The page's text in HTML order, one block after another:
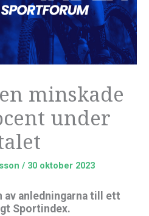
minskade
under
/ 30 oktober 2023
av anledningarna till ett
Sportindex.